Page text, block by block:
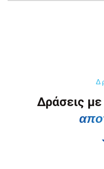
Δράσεις